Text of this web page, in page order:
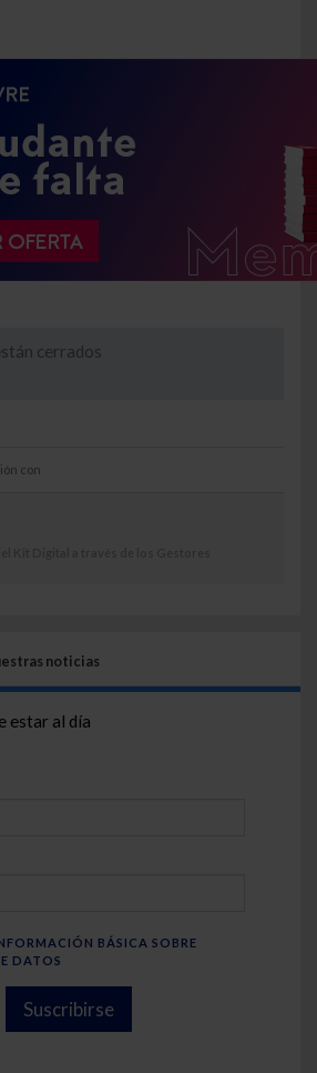
cerrados
con
noticias
estar al día
BÁSICA SOBRE
DATOS
Suscribirse